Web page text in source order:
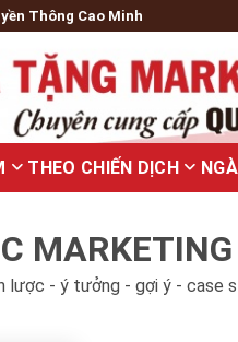
Thông Cao Minh
THEO CHIẾN DỊCH
lược - ý tưởng - gợi ý - case